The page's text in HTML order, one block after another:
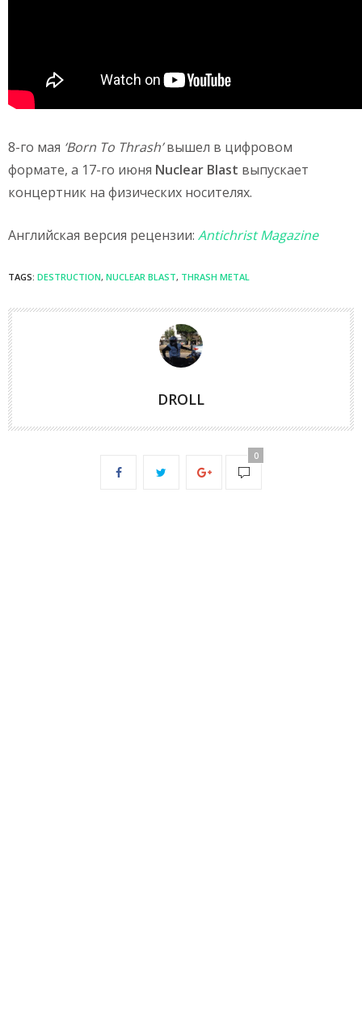
8-го мая ‘Born To Thrash’вышел в цифровом
формате, а 17-го июня Nuclear Blast выпускает
концертник на физических носителях.
Английская версия рецензии: Antichrist Magazine
TAGS: DESTRUCTION, NUCLEAR BLAST, THRASH METAL
DROLL
0